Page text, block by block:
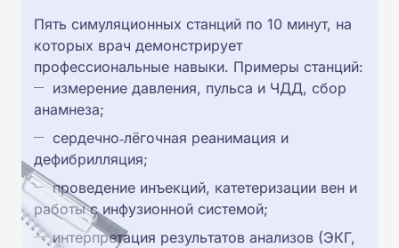
Пять симуляционных станций по 10 минут, на
которых врач демонстрирует
профессиональные навыки. Примеры станций:
измерение давления, пульса и ЧДД, сбор
анамнеза;
сердечно‑лёгочная реанимация и
дефибрилляция;
проведение инъекций, катетеризации вен и
работы с инфузионной системой;
интерпретация результатов анализов (ЭКГ,